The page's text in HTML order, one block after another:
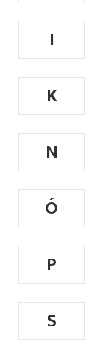
I
K
N
Ó
P
S